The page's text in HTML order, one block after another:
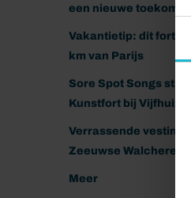
een nieuwe toekomst
Vakantietip: dit fort
km van Parijs
Sore Spot Songs
Kunstfort bij Vijfhuizen
Verrassende
Zeeuwse Walcheren
Meer